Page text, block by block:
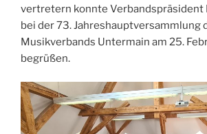
vertretern konnte Verbandspräsident
bei der 73. Jahreshauptversammlung
Musikverbands Untermain am 25.
begrüßen.